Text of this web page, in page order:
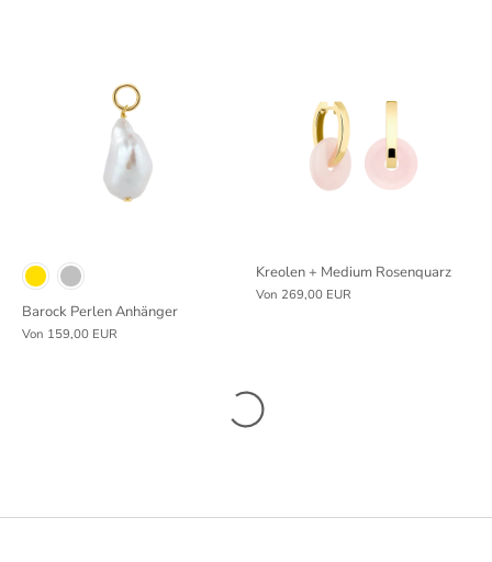
Barock Perlen Anhänger
Von 159,00 EUR
Kreolen + Medium Rosenquarz
Von 269,00 EUR